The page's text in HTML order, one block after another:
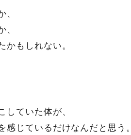
、
、
かもしれない。
していた体が、
感じているだけなんだと思う。